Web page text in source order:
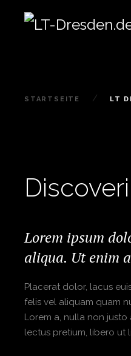
STARTSEITE LT
Lorem ipsum
aliqua. Ut enim
Placerat dolor, lacus
felis vel aliquam quam
Lorem a, nulla non
lectus pretium, libero ut